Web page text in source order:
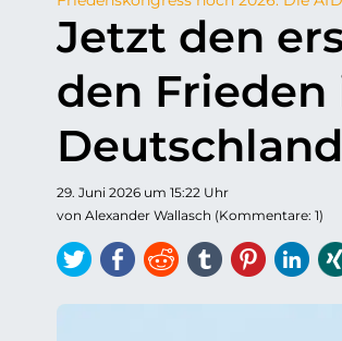
Jetzt den
den Frieden
Deutschland
29. Juni 2026 um 15:22 Uhr
von Alexander Wallasch (Kommentare: 1)
TwitterFacebook
ReddittumblrPinterest